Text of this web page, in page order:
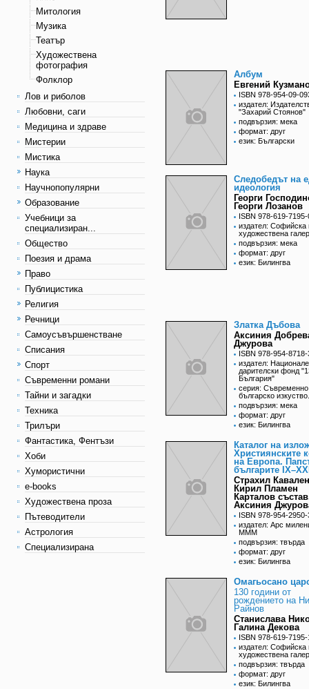
Митология
Музика
Театър
Художествена
фотография
Фолклор
Лов и риболов
Любовни, саги
Медицина и здраве
Мистерии
Мистика
Наука
Научнопопулярни
Образование
Учебници за
специализиран...
Общество
Поезия и драма
Право
Публицистика
Религия
Речници
Самоусъвършенстване
Списания
Спорт
Съвременни романи
Тайни и загадки
Техника
Трилъри
Фантастика, Фентъзи
Хоби
Хумористични
e-books
Художествена проза
Пътеводители
Астрология
Специализирана
Aлбум
Евгений
ISBN 978-954-09-
издател:
"Захарий Стоянов"
подвързия: мека
формат: друг
език: Български
Следобедът на
идеология
Георги
Георги Лозанов
ISBN 978-619-
издател: Софийска
художествена
подвързия: мека
формат: друг
език: Билингва
Златка Дъбова
Аксиния
Джурова
ISBN 978-954-
издател:
дарителски фонд
България"
серия: Съвременно
българско
подвързия: мека
формат: друг
език: Билингва
Каталог на
Християнските
на Европа.
българите
Страхил
Кирил Пламен
Карталов
Аксиния
ISBN 978-954-
издател: Арс
МММ
подвързия: твърда
формат: друг
език: Билингва
Омагьосано
130 години от
рождението на
Райнов
Станислава
Галина Декова
ISBN 978-619-
издател: Софийска
художествена
подвързия: твърда
формат: друг
език: Билингва